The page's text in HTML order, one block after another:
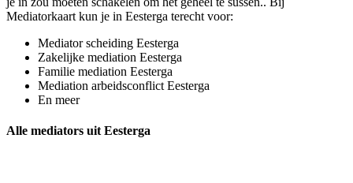
Mediatorkaart kun je in Eesterga terecht voor:
Mediator scheiding Eesterga
Zakelijke mediation Eesterga
Familie mediation Eesterga
Mediation arbeidsconflict Eesterga
En meer
Alle mediators uit Eesterga